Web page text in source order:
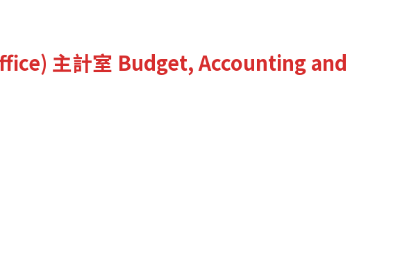
主計室 Budget, Accounting and